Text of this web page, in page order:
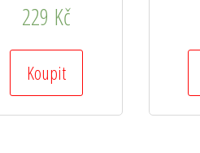
229 Kč
Koupit